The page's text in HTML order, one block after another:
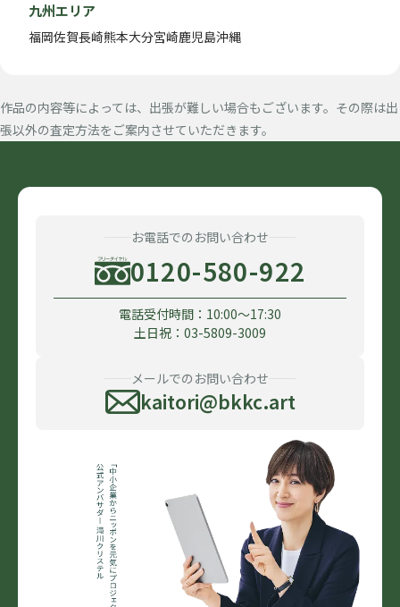
九州エリア
福岡佐賀長崎熊本大分宮崎鹿児島沖縄
作品の内容等によっては、出張が難しい場合もございます。その際は出
張以外の査定方法をご案内させていただきます。
お電話でのお問い合わせ
0120-580-922
電話受付時間：10:00〜17:30
土日祝：03-5809-3009
メールでのお問い合わせ
kaitori@bkkc.art